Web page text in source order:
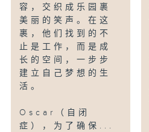
容，交织成乐园裹
美丽的笑声。在这
裹，他们找到的不
止是工作，而是成
长的空间，一步步
建立自己梦想的生
活。
Oscar（自闭
症），为了确保...